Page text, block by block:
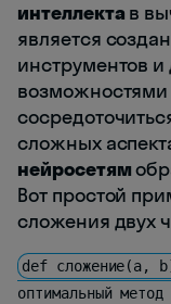
интеллекта в
является
инструментов
возможностями
сложных
нейросетям
Вот простой
сложения двух
def сложение(a,
оптимальный